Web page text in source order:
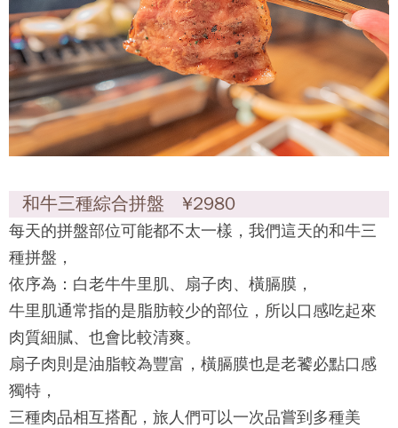
和牛三種綜合拼盤 ¥2980
每天的拼盤部位可能都不太一樣，我們這天的和牛三
種拼盤，
依序為：白老牛牛里肌、扇子肉、橫膈膜，
牛里肌通常指的是脂肪較少的部位，所以口感吃起來
肉質細膩、也會比較清爽。
扇子肉則是油脂較為豐富，橫膈膜也是老饕必點口感
獨特，
三種肉品相互搭配，旅人們可以一次品嘗到多種美